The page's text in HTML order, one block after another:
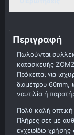
Περιγραφή
Πωλούνται
κατασκευής
Πρόκειται για
διαμέτρου 60mm,
ναυτιλία ή
Πολύ καλή
Πλήρες σετ με
εγχειρίδιο